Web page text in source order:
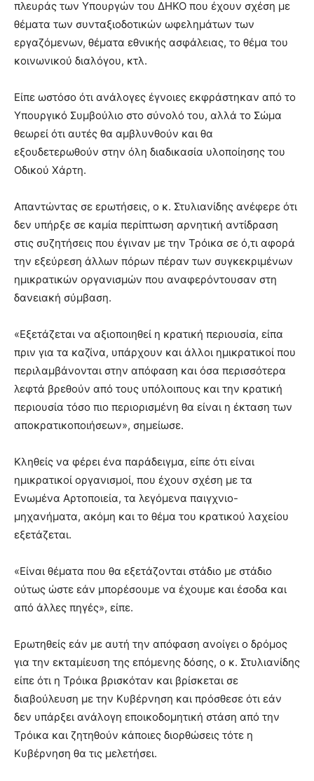
πλευράς των Υπουργών του ΔΗΚΟ που έχουν σχέση με
θέματα των συνταξιοδοτικών ωφελημάτων των
εργαζόμενων, θέματα εθνικής ασφάλειας, το θέμα του
κοινωνικού διαλόγου, κτλ.
Είπε ωστόσο ότι ανάλογες έγνοιες εκφράστηκαν από το
Υπουργικό Συμβούλιο στο σύνολό του, αλλά το Σώμα
θεωρεί ότι αυτές θα αμβλυνθούν και θα
εξουδετερωθούν στην όλη διαδικασία υλοποίησης του
Οδικού Χάρτη.
Απαντώντας σε ερωτήσεις, ο κ. Στυλιανίδης ανέφερε ότι
δεν υπήρξε σε καμία περίπτωση αρνητική αντίδραση
στις συζητήσεις που έγιναν με την Τρόικα σε ό,τι αφορά
την εξεύρεση άλλων πόρων πέραν των συγκεκριμένων
ημικρατικών οργανισμών που αναφερόντουσαν στη
δανειακή σύμβαση.
«Εξετάζεται να αξιοποιηθεί η κρατική περιουσία, είπα
πριν για τα καζίνα, υπάρχουν και άλλοι ημικρατικοί που
περιλαμβάνονται στην απόφαση και όσα περισσότερα
λεφτά βρεθούν από τους υπόλοιπους και την κρατική
περιουσία τόσο πιο περιορισμένη θα είναι η έκταση των
αποκρατικοποιήσεων», σημείωσε.
Κληθείς να φέρει ένα παράδειγμα, είπε ότι είναι
ημικρατικοί οργανισμοί, που έχουν σχέση με τα
Ενωμένα Αρτοποιεία, τα λεγόμενα παιγχνιο-
μηχανήματα, ακόμη και το θέμα του κρατικού λαχείου
εξετάζεται.
«Είναι θέματα που θα εξετάζονται στάδιο με στάδιο
ούτως ώστε εάν μπορέσουμε να έχουμε και έσοδα και
από άλλες πηγές», είπε.
Ερωτηθείς εάν με αυτή την απόφαση ανοίγει ο δρόμος
για την εκταμίευση της επόμενης δόσης, ο κ. Στυλιανίδης
είπε ότι η Τρόικα βρισκόταν και βρίσκεται σε
διαβούλευση με την Κυβέρνηση και πρόσθεσε ότι εάν
δεν υπάρξει ανάλογη εποικοδομητική στάση από την
Τρόικα και ζητηθούν κάποιες διορθώσεις τότε η
Κυβέρνηση θα τις μελετήσει.